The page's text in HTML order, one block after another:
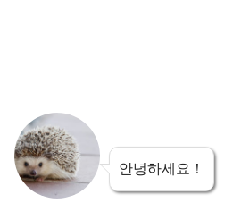
안녕하세요！